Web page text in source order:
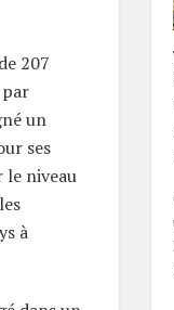
207
un
ses
le niveau
à